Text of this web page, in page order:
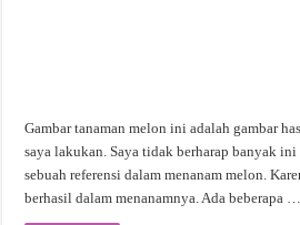
Gambar tanaman melon ini adalah gambar
saya lakukan. Saya tidak berharap banyak
sebuah referensi dalam menanam melon.
berhasil dalam menanamnya. Ada beberapa …